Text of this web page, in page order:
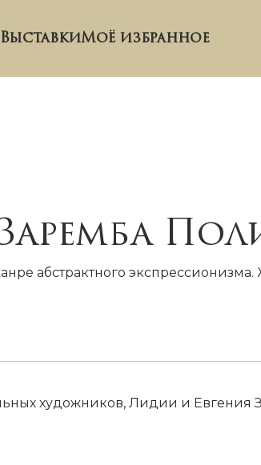
ВыставкиМоё избранное
абстрактного
художников, Лидии и Евгения